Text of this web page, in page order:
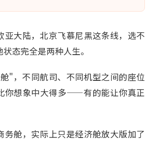
亚大陆，北京飞慕尼黑这条线，选不
态完全是两种人生。
"，不同航司、不同机型之间的座位
你想象中大得多——有的能让你真正
务舱，实际上只是经济舱放大版加了